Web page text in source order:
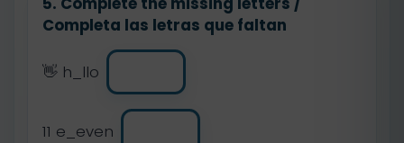
Completa las letras que faltan
👋 h_llo
11 e_even